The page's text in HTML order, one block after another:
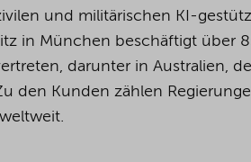
und militärischen KI-
in München beschäftigt über
darunter in Australien,
den Kunden zählen